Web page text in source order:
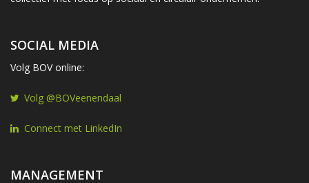
SOCIAL MEDIA
Volg BOV online:
Volg @BOVeenendaal
Connect met LinkedIn
MANAGEMENT